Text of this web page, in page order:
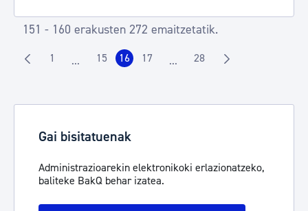
151 - 160 erakusten 272 emaitzetatik.
Orrialdea
1 ...Intermediate Pages Use TAB to navigate.
Orrialdea
15 Orrialdea
16 Orrialdea
17 ...Intermediate Pages Use TAB
Orrialdea
28
Gai bisitatuenak
Administrazioarekin elektronikoki erlazionatzeko,
baliteke BakQ behar izatea.